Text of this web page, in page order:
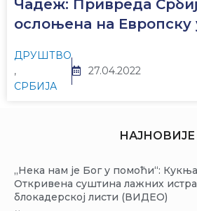
Чадеж: Привреда
ослоњена на Европску
ДРУШТВО
,
СРБИЈА
27.04.2022
НАЈНОВИЈЕ
„Нека нам је Бог у помоћи“:
Откривена суштина лажних
блокадерској листи (ВИДЕО)